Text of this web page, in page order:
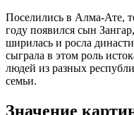
Поселились в Алма-Ате,
году появился сын
ширилась и росла
сыграла в этом роль
людей из разных
семьи.
Значение